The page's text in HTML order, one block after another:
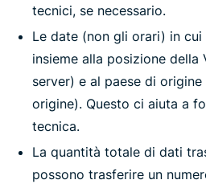
tecnici, se necessario.
Le date (non gli orari) in
insieme alla posizione della
server) e al paese di
origine). Questo ci aiuta a
tecnica.
La quantità totale di dati
possono trasferire un